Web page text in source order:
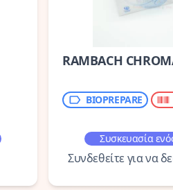
RAMBACH
BIOPREPARE
Συσκευασία
Συνδεθείτε για να